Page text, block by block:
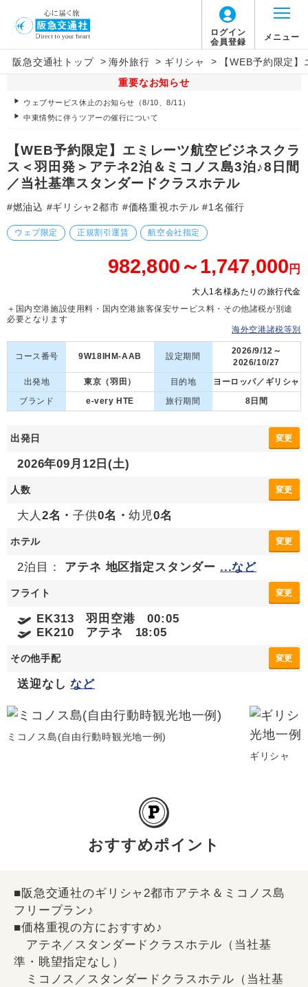
ログイン
会員登録
メニュー
阪急交通社トップ > 海外旅行 > ギリシャ >
【WEB予約限定
重要なお知らせ
ウェブサービス休止のお知らせ（8/10、8/11）
中東情勢に伴うツアーの催行について
【WEB予約限定】エミレーツ航空ビジネスクラ
ス＜羽田発＞アテネ2泊＆ミコノス島3泊♪8日間
／当社基準スタンダードクラスホテル
#燃油込 #ギリシャ2都市 #価格重視ホテル #1名催行
ウェブ限定 正規割引運賃 航空会社指定
982,800～1,747,000 円
大人1名様あたりの旅行代金
＋国内空港施設使用料・国内空港旅客保安サービス料・その他諸税が別途
必要となります
海外空港諸税等別
コース番号 9W18IHM-AAB 設定期間
2026/9/12～
2026/10/27
出発地
東京（羽田） 目的地
ヨーロッパ／ギリシャ
ブランド
e-very HTE 旅行期間 8日間
出発日 変更
2026年09月12日(土)
人数 変更
大人 2名・子供0名・幼児0名
ホテル 変更
2泊目： アテネ 地区指定スタンダー ...など
フライト 変更
EK313 羽田空港 00:05
EK210 アテネ 18:05
その他手配 変更
送迎なしなど
ミコノス島(自由行動時観光地一例)
ギリシャ
おすすめポイント
■阪急交通社のギリシャ2都市アテネ＆ミコノス島
フリープラン♪
■価格重視の方におすすめ♪
アテネ／スタンダードクラスホテル（当社基
準・眺望指定なし）
ミコノス／スタンダードクラスホテル（当社基